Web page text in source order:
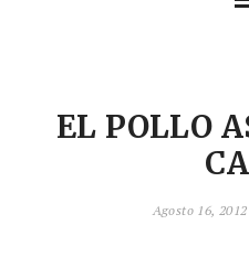
EL POLLO
Agosto 16,